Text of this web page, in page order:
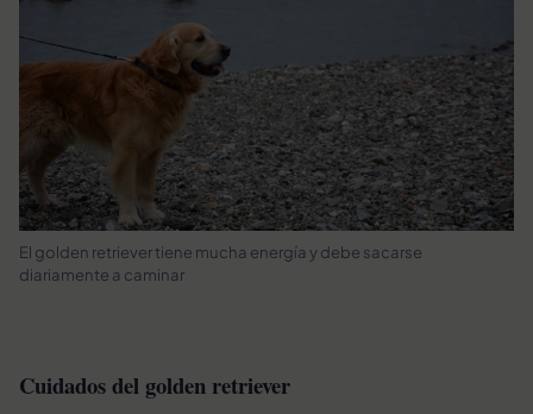
El golden retriever tiene mucha energía y debe sacarse
diariamente a caminar
Cuidados del golden retriever